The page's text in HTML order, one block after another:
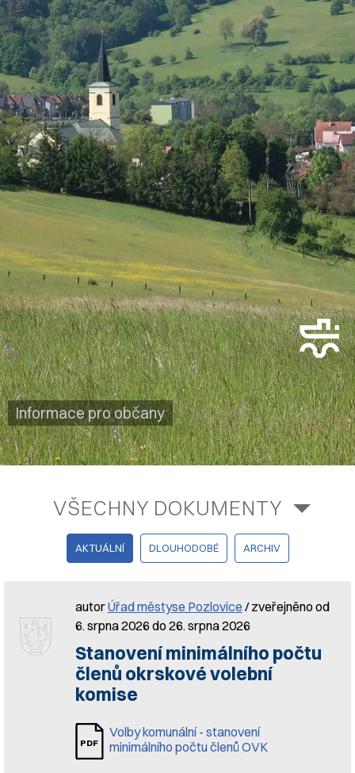
Informace pro občany
VŠECHNY DOKUMENTY
AKTUÁLNÍ DLOUHODOBÉ ARCHIV
autorÚřad městyse Pozlovice / zveřejněno od
6. srpna 2026 do 26. srpna 2026
Stanovení minimálního počtu
členů okrskové volební
komise
Volby komunální - stanovení
minimálního počtu členů OVK